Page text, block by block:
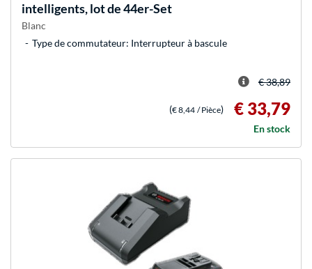
intelligents, lot de 44er-Set
Blanc
Type de commutateur: Interrupteur à bascule
€ 38,89
(€ 8,44 / Pièce) € 33,79
En stock